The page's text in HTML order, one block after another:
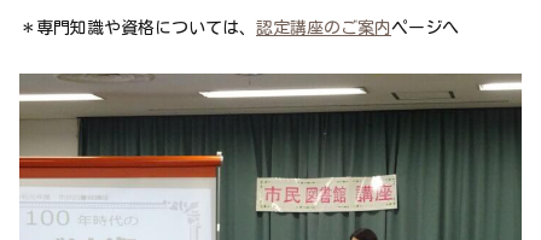
＊専門知識や資格については、 認定講座のご案内ページへ